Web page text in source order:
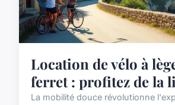
Location de vélo à
ferret : profitez de la
La mobilité douce révolutionne